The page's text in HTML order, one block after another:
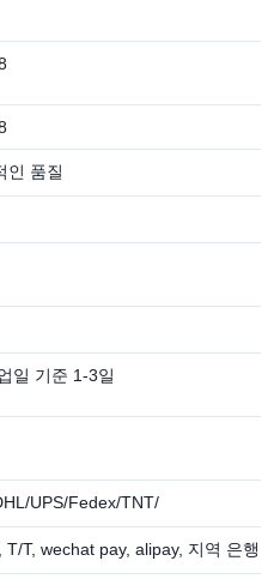
인 품질
일 기준 1-3일
UPS/Fedex/TNT/
T, wechat pay, alipay, 지역 은행,